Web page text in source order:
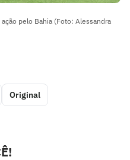
pelo Bahia (Foto: Alessandra
Original